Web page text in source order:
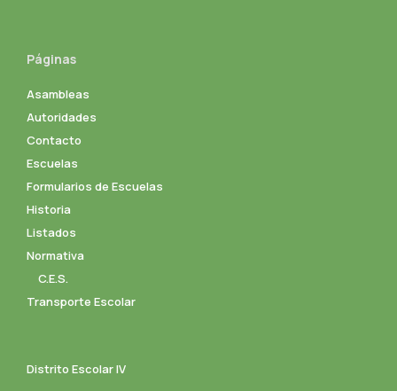
Páginas
Asambleas
Autoridades
Contacto
Escuelas
Formularios de Escuelas
Historia
Listados
Normativa
C.E.S.
Transporte Escolar
Distrito Escolar IV